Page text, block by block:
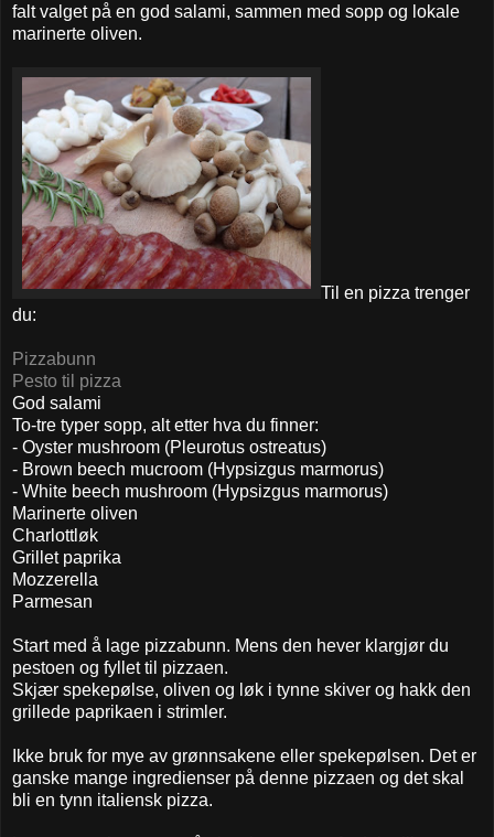
falt valget på en god salami, sammen med sopp og lokale
marinerte oliven.
Til en pizza trenger
du:
Pizzabunn
Pesto til pizza
God salami
To-tre typer sopp, alt etter hva du finner:
- Oyster mushroom (Pleurotus ostreatus)
- Brown beech mucroom (Hypsizgus marmorus)
- White beech mushroom (Hypsizgus marmorus)
Marinerte oliven
Charlottløk
Grillet paprika
Mozzerella
Parmesan
Start med å lage pizzabunn. Mens den hever klargjør du
pestoen og fyllet til pizzaen.
Skjær spekepølse, oliven og løk i tynne skiver og hakk den
grillede paprikaen i strimler.
Ikke bruk for mye av grønnsakene eller spekepølsen. Det er
ganske mange ingredienser på denne pizzaen og det skal
bli en tynn italiensk pizza.